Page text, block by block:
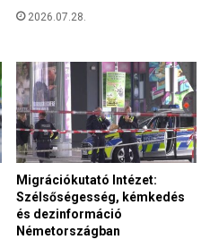
2026.07.28.
Migrációkutató Intézet:
Szélsőségesség, kémkedés
és dezinformáció
Németországban